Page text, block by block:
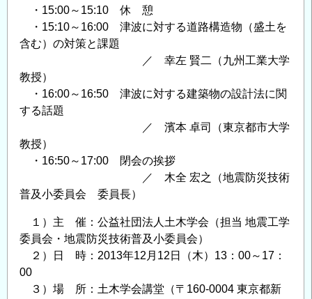
ト
ク
ト
ラ
研
究
公
報
の
・15:00～15:10 休 憩
・15:10～16:00 津波に対する道路構造物（盛土を
含む）の対策と課題
／ 幸左 賢二（九州工業大学
教授）
・16:00～16:50 津波に対する建築物の設計法に関
する話題
／ 濱本 卓司（東京都市大学
教授）
・16:50～17:00 閉会の挨拶
／ 木全 宏之（地震防災技術
普及小委員会 委員長）
１）主 催：公益社団法人土木学会（担当 地震工学
委員会・地震防災技術普及小委員会）
２）日 時：2013年12月12日（木）13：00～17：
00
３）場 所：土木学会講堂（〒160-0004 東京都新